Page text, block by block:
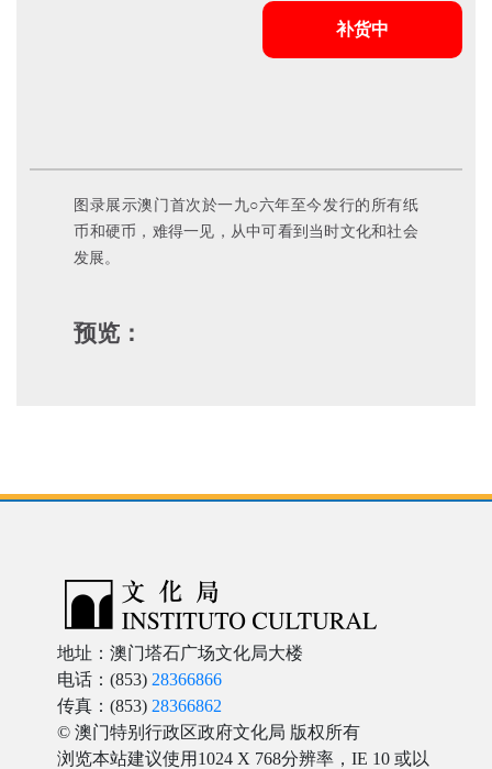
补货中
图录展示澳门首次於一九○六年至今发行的所有纸
币和硬币，难得一见，从中可看到当时文化和社会
发展。
预览：
地址：澳门塔石广场文化局大楼
电话：(853) 28366866
传真：(853) 28366862
© 澳门特别行政区政府文化局 版权所有
浏览本站建议使用1024 X 768分辨率，IE 10 或以